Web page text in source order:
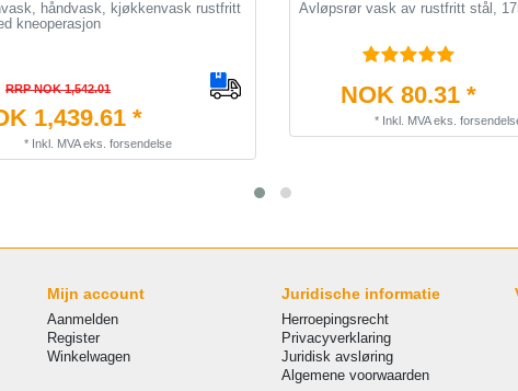
håndvask, kjøkkenvask rustfritt
kneoperasjon
RRP NOK 1,542.01
1,439.61 *
* Inkl. MVAeks. forsendelse
Avløpsrør vask av rustfritt stål,
NOK 80.31 *
* Inkl. MVAeks.
Mijn account
Aanmelden
Register
Winkelwagen
Juridische informatie
Herroepingsrecht
Privacyverklaring
Juridisk avsløring
Algemene voorwaarden